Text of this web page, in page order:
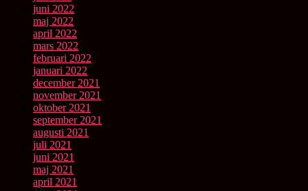
juni 2022
maj 2022
april 2022
mars 2022
februari 2022
januari 2022
december 2021
november 2021
oktober 2021
september 2021
augusti 2021
juli 2021
juni 2021
maj 2021
april 2021